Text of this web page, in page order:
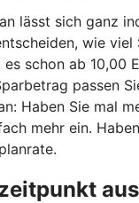
lässt sich ganz
wie viel
schon ab 10,00
passen
Haben Sie mal
mehr ein.